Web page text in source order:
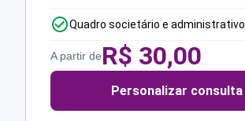
Quadro societário e administrativo
A partir deR$ 30,00
Personalizar consulta